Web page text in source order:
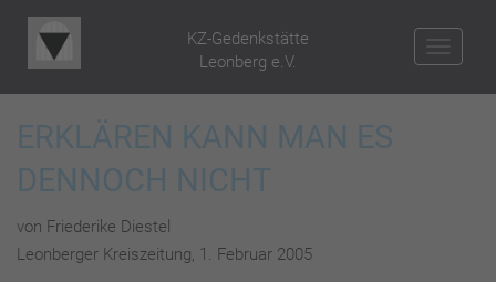
KZ-Gedenkstätte
Leonberg e.V.
ERKLÄREN KANN MAN ES
DENNOCH NICHT
von Friederike Diestel
Leonberger Kreiszeitung, 1. Februar 2005